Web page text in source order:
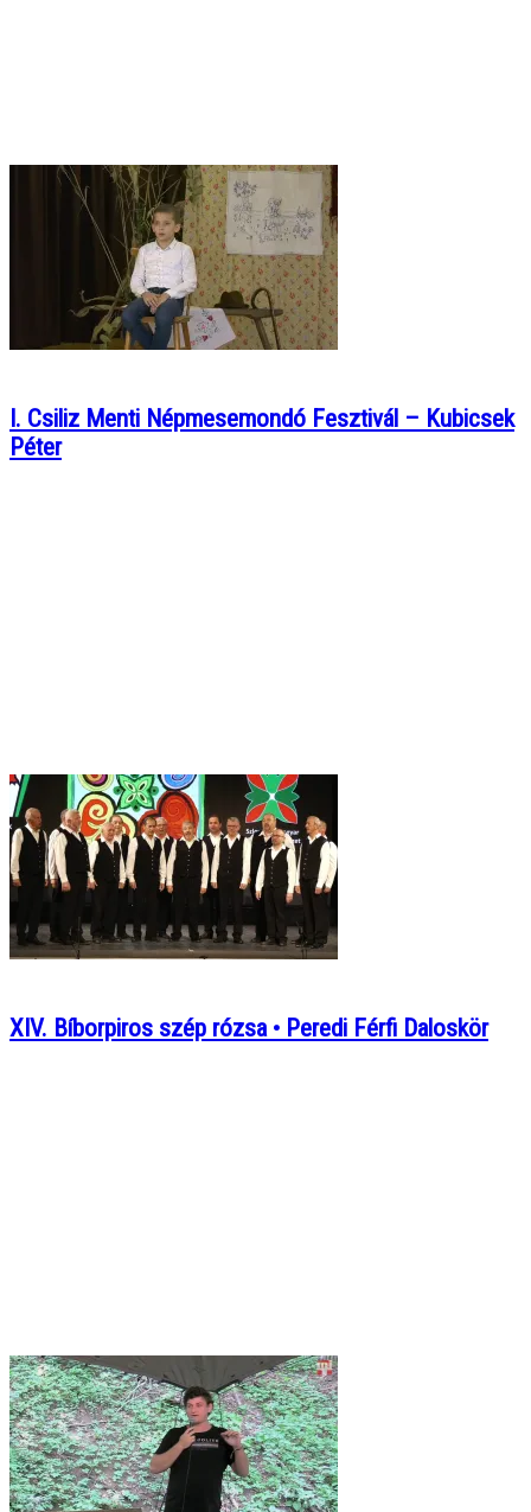
I. Csiliz Menti Népmesemondó Fesztivál – Kubicsek
Péter
XIV. Bíborpiros szép rózsa • Peredi Férfi Daloskör